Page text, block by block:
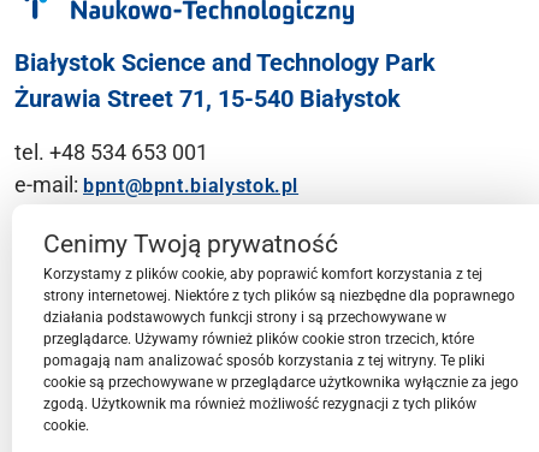
Białystok Science and Technology Park
Żurawia Street 71, 15-540 Białystok
tel. +48 534 653 001
e-mail: bpnt@bpnt.bialystok.pl
Contact
BPN-T Area
BPN-T Offer
Cenimy Twoją prywatność
Korzystamy z plików cookie, aby poprawić komfort korzystania z tej
strony internetowej. Niektóre z tych plików są niezbędne dla poprawnego
działania podstawowych funkcji strony i są przechowywane w
przeglądarce. Używamy również plików cookie stron trzecich, które
pomagają nam analizować sposób korzystania z tej witryny. Te pliki
cookie są przechowywane w przeglądarce użytkownika wyłącznie za jego
zgodą. Użytkownik ma również możliwość rezygnacji z tych plików
cookie.